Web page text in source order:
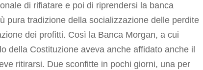
di rifiatare e poi di riprendersi la banca
pura tradizione della socializzazione delle perdite
dei profitti. Così la Banca Morgan, a cui
della Costituzione aveva anche affidato anche il
ritirarsi. Due sconfitte in pochi giorni, una per